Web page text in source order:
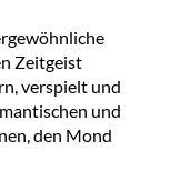
Zeitgeist
verspielt und
und
den Mond
in Hamburg-